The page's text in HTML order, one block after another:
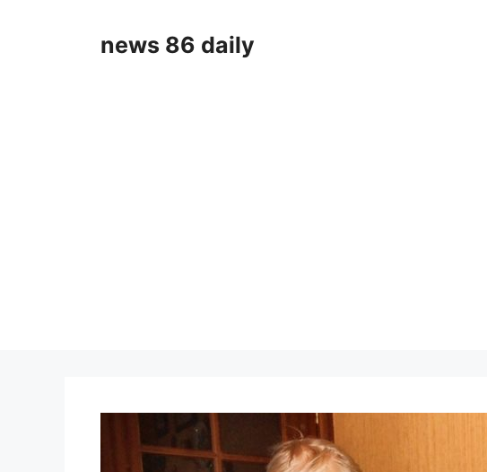
news 86 daily